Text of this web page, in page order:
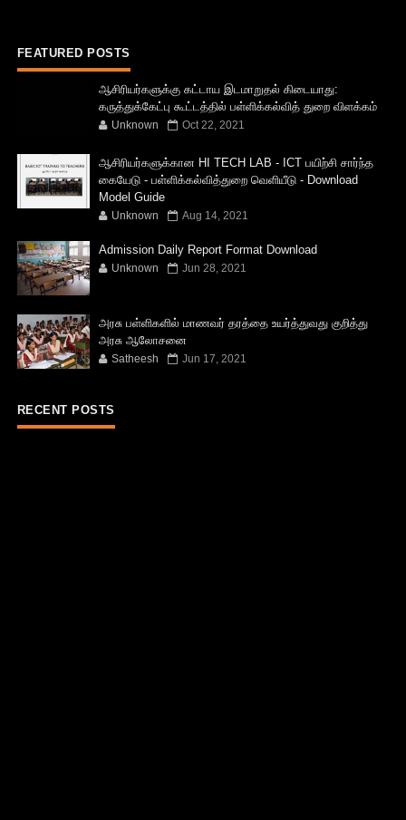
FEATURED POSTS
ஆசிரியர்களுக்கு கட்டாய இடமாறுதல் கிடையாது:
கருத்துக்கேட்பு கூட்டத்தில் பள்ளிக்கல்வித் துறை விளக்கம்
Unknown Oct 22, 2021
ஆசிரியர்களுக்கான HI TECH LAB - ICT பயிற்சி சார்ந்த
கையேடு - பள்ளிக்கல்வித்துறை வெளியீடு - Download
Model Guide
Unknown Aug 14, 2021
Admission Daily Report Format Download
Unknown Jun 28, 2021
அரசு பள்ளிகளில் மாணவர் தரத்தை உயர்த்துவது குறித்து
அரசு ஆலோசனை
Satheesh Jun 17, 2021
RECENT POSTS